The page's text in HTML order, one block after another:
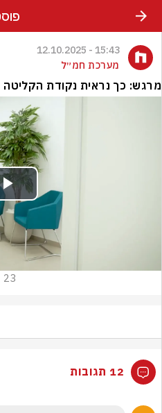
15:43 - 12.10.2025
מערכת חמ״ל
מרגש: כך נראית נקודת הקליטה
23
12 תגובות